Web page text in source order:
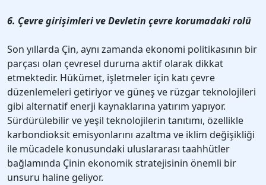
6. Çevre girişimleri ve Devletin çevre korumadaki rolü
Son yıllarda Çin, aynı zamanda ekonomi politikasının bir
parçası olan çevresel duruma aktif olarak dikkat
etmektedir. Hükümet, işletmeler için katı çevre
düzenlemeleri getiriyor ve güneş ve rüzgar teknolojileri
gibi alternatif enerji kaynaklarına yatırım yapıyor.
Sürdürülebilir ve yeşil teknolojilerin tanıtımı, özellikle
karbondioksit emisyonlarını azaltma ve iklim değişikliği
ile mücadele konusundaki uluslararası taahhütler
bağlamında Çinin ekonomik stratejisinin önemli bir
unsuru haline geliyor.